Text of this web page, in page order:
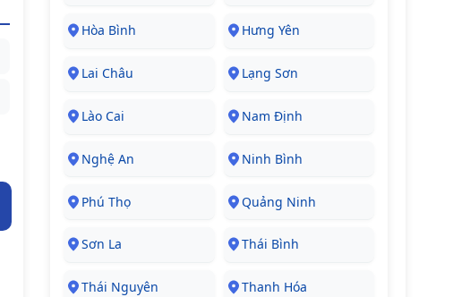
Hòa Bình Hưng Yên
Lai Châu Lạng Sơn
Lào Cai Nam Định
Nghệ An Ninh Bình
Phú Thọ Quảng Ninh
Sơn La Thái Bình
Thái Nguyên Thanh Hóa